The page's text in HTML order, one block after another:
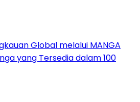
Global melalui MANGA
yang Tersedia dalam 100